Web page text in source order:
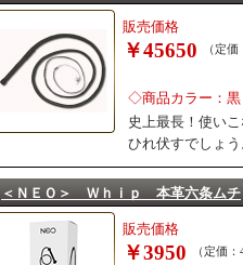
販売価格
￥45650 （定
◇商品カラー：黒
史上最長！使い
ひれ伏すでしょ
＜ＮＥＯ＞ Ｗｈｉｐ 本革六条ムチ
販売価格
￥3950 （定価